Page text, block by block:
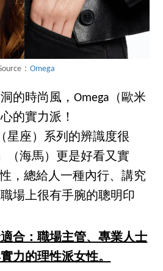
： Omega
的時尚風，Omega（歐米
的實力派！
星座）系列的辨識度很
（海馬）更是好看又實
，總給人一種內行、講究
場上很有手腕的聰明印
合：職場主管、專業人士
力的理性派女性。